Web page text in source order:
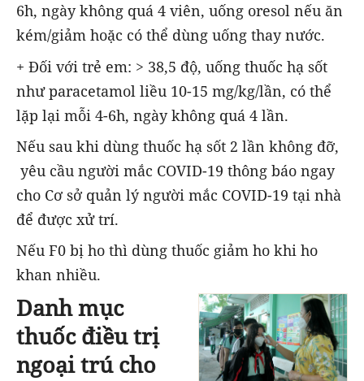
6h, ngày không quá 4 viên, uống oresol nếu ăn
kém/giảm hoặc có thể dùng uống thay nước.
+ Đối với trẻ em: > 38,5 độ, uống thuốc hạ sốt
như paracetamol liều 10-15 mg/kg/lần, có thể
lặp lại mỗi 4-6h, ngày không quá 4 lần.
Nếu sau khi dùng thuốc hạ sốt 2 lần không đỡ,
yêu cầu người mắc COVID-19 thông báo ngay
cho Cơ sở quản lý người mắc COVID-19 tại nhà
để được xử trí.
Nếu F0 bị ho thì dùng thuốc giảm ho khi ho
khan nhiều.
Danh mục
thuốc điều trị
ngoại trú cho